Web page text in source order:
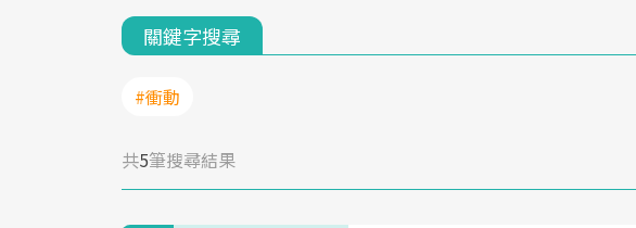
關鍵字搜尋
#衝動
共5筆搜尋結果